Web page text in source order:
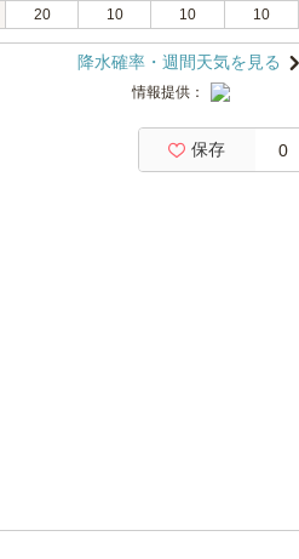
20 10 10 10
降水確率・週間天気を見る
情報提供：
保存 0